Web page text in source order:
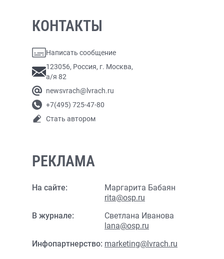
КОНТАКТЫ
Написать сообщение
123056, Россия, г. Москва,
а/я 82
newsvrach@lvrach.ru
+7(495) 725-47-80
Стать автором
РЕКЛАМА
На сайте:
Маргарита Бабаян
rita@osp.ru
В журнале:
Светлана Иванова
lana@osp.ru
Инфопартнерство: marketing@lvrach.ru